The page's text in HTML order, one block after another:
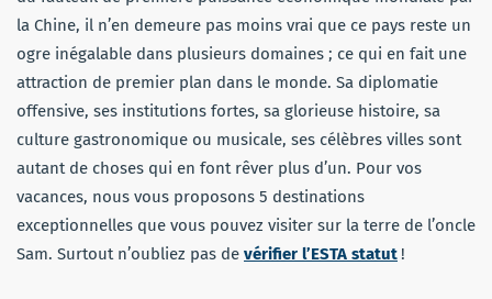
la Chine, il n’en demeure pas moins vrai que ce pays reste un
ogre inégalable dans plusieurs domaines ; ce qui en fait une
attraction de premier plan dans le monde. Sa diplomatie
offensive, ses institutions fortes, sa glorieuse histoire, sa
culture gastronomique ou musicale, ses célèbres villes sont
autant de choses qui en font rêver plus d’un. Pour vos
vacances, nous vous proposons 5 destinations
exceptionnelles que vous pouvez visiter sur la terre de l’oncle
Sam. Surtout n’oubliez pas de vérifier l’ESTA statut !